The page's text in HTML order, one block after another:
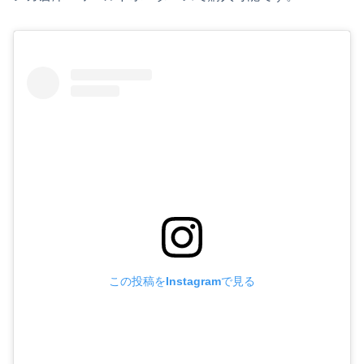
この投稿をInstagramで見る